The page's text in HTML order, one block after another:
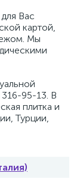
Вас
картой,
Мы
95-13. В
плитка и
Турции,